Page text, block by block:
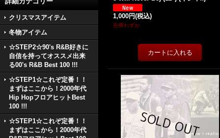
クリスマスアイテム
冬物アイテム
☆STEP2☆90's R&B好きに
自信を持ってオススメ出来
る00's R&B Best 100 !!!
☆STEP1☆これぞ定番！！
まずはここから！2000年代
Hip HopフロアヒットBest
100 !!!
☆STEP1☆これぞ定番！！
まずはここから！2000年代
1,000円(税込)
在庫わずか